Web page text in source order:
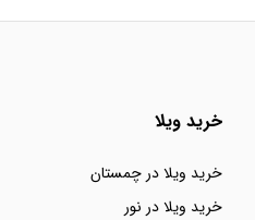
خرید ویلا
خرید ویلا در چمستان
خرید ویلا در نور